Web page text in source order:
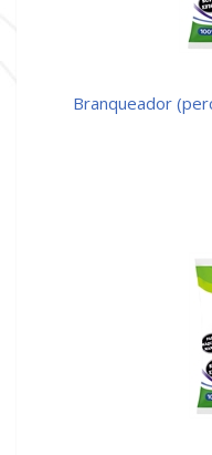
branqueador (percabonato de sodio) saco 0.5